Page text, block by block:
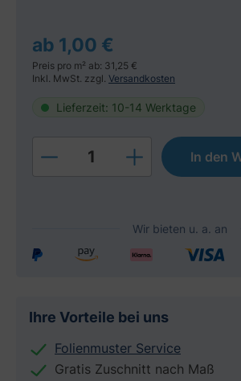
ab 1,00 €
Preis pro m² ab: 31,25 €
Inkl. MwSt. zzgl. Versandkosten
Lieferzeit: 10-14 Werktage
Produkt Anzahl: GibIn den
Ihre Vorteile bei uns
Folienmuster Service
Gratis Zuschnitt nach Maß